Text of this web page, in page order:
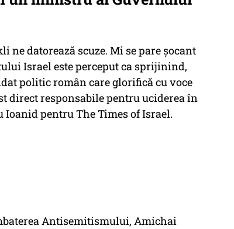
ne datorează scuze. Mi se pare șocant
Israel este perceput ca sprijinind,
politic român care glorifică cu voce
direct responsabile pentru uciderea în
Ioanid pentru The Times of Israel.
Antisemitismului, Amichai